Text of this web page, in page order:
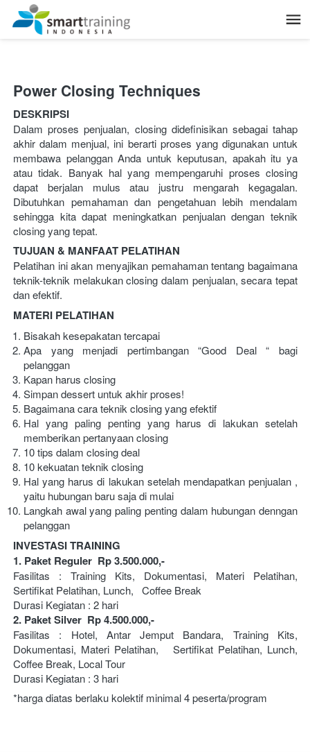
Power Closing Techniques
DESKRIPSI
Dalam proses penjualan, closing didefinisikan sebagai tahap
akhir dalam menjual, ini berarti proses yang digunakan untuk
membawa pelanggan Anda untuk keputusan, apakah itu ya
atau tidak. Banyak hal yang mempengaruhi proses closing
dapat berjalan mulus atau justru mengarah kegagalan.
Dibutuhkan pemahaman dan pengetahuan lebih mendalam
sehingga kita dapat meningkatkan penjualan dengan teknik
closing yang tepat.
TUJUAN & MANFAAT PELATIHAN
Pelatihan ini akan menyajikan pemahaman tentang bagaimana
teknik-teknik melakukan closing dalam penjualan, secara tepat
dan efektif.
MATERI PELATIHAN
Bisakah kesepakatan tercapai
Apa yang menjadi pertimbangan “Good Deal “ bagi
pelanggan
Kapan harus closing
Simpan dessert untuk akhir proses!
Bagaimana cara teknik closing yang efektif
Hal yang paling penting yang harus di lakukan setelah
memberikan pertanyaan closing
10 tips dalam closing deal
10 kekuatan teknik closing
Hal yang harus di lakukan setelah mendapatkan penjualan ,
yaitu hubungan baru saja di mulai
Langkah awal yang paling penting dalam hubungan denngan
pelanggan
INVESTASI TRAINING
1. Paket Reguler  Rp 3.500.000,-
Fasilitas : Training Kits, Dokumentasi, Materi Pelatihan,
Sertifikat Pelatihan, Lunch,   Coffee Break
Durasi Kegiatan : 2 hari
2. Paket Silver  Rp 4.500.000,-
Fasilitas : Hotel, Antar Jemput Bandara, Training Kits,
Dokumentasi, Materi Pelatihan,   Sertifikat Pelatihan, Lunch,
Coffee Break, Local Tour
Durasi Kegiatan : 3 hari
*harga diatas berlaku kolektif minimal 4 peserta/program